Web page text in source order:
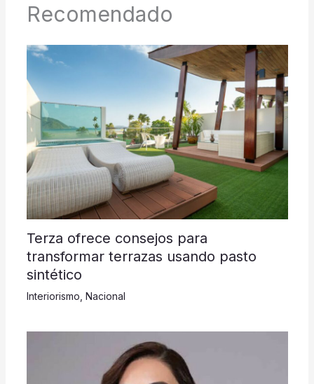
Recomendado
Terza ofrece consejos para
transformar terrazas usando pasto
sintético
Interiorismo Nacional